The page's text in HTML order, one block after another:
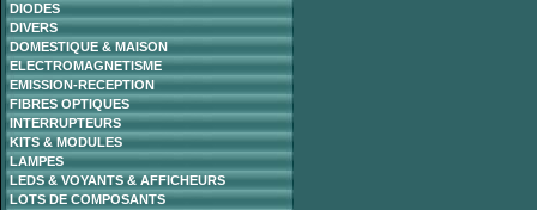
DIODES
DIVERS
DOMESTIQUE & MAISON
ELECTROMAGNETISME
EMISSION-RECEPTION
FIBRES OPTIQUES
INTERRUPTEURS
KITS & MODULES
LAMPES
LEDS & VOYANTS & AFFICHEURS
LOTS DE COMPOSANTS